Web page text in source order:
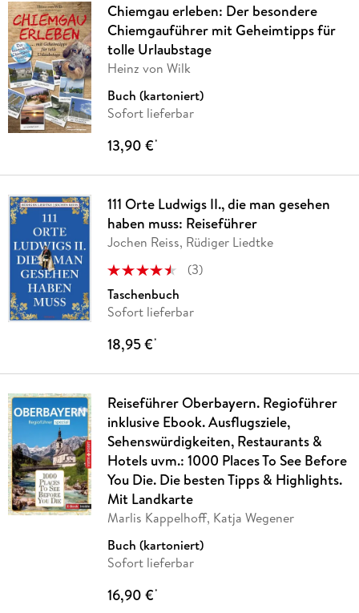
Chiemgau erleben: Der besondere
Chiemgauführer mit Geheimtipps für
tolle Urlaubstage
Heinz von Wilk
Buch (kartoniert)
Sofort lieferbar
13,90 €*
111 Orte Ludwigs II., die man gesehen
haben muss: Reiseführer
Jochen Reiss, Rüdiger Liedtke
(3)
Taschenbuch
Sofort lieferbar
18,95 €*
Reiseführer Oberbayern. Regioführer
inklusive Ebook. Ausflugsziele,
Sehenswürdigkeiten, Restaurants &
Hotels uvm.: 1000 Places To See Before
You Die. Die besten Tipps & Highlights.
Mit Landkarte
Marlis Kappelhoff, Katja Wegener
Buch (kartoniert)
Sofort lieferbar
16,90 €*